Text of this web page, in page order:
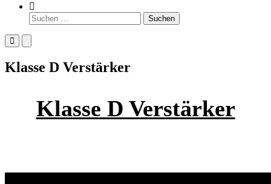
Such-
Formular
ansehen
Suchen
nach:
Primäres
Menü
mobile
Menü
Desktop
Klasse D Verstärker
Klasse D Verstärker